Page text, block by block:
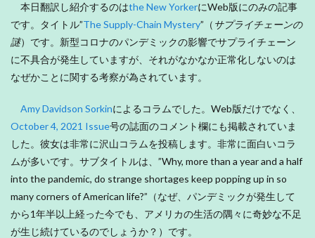
本日翻訳し紹介するのはthe New YorkerにWeb版にのみの記事
です。タイトル”The Supply-Chain Mystery”（ サプライチェーンの
謎）です。新型コロナのパンデミックの影響でサプライチェーン
に不具合が発生していますが、それがなかなか正常化しないのは
なぜかことに関する考察が為されています。
Amy Davidson Sorkinによるコラムでした。Web版だけでなく、
October 4, 2021 Issue号の誌面のコメント欄にも掲載されていま
した。彼女は非常に沢山コラムを投稿します。非常に面白いコラ
ムが多いです。サブタイトルは、”Why, more than a year and a half
into the pandemic, do strange shortages keep popping up in so
many corners of American life?”（なぜ、パンデミックが発生して
から1年半以上経った今でも、アメリカの生活の隅々に奇妙な不足
が生じ続けているのでしょうか？）です。